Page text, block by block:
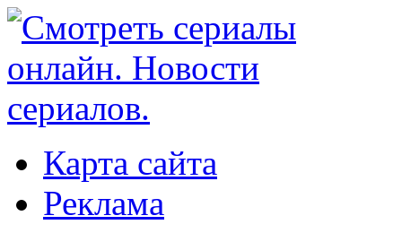
Карта сайта
Реклама